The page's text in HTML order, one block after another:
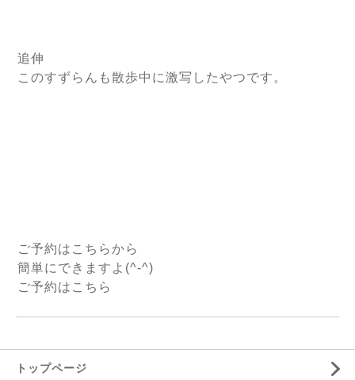
追伸
このすずらんも散歩中に激写したやつです。
ご予約は こちらから
簡単にできますよ(^-^)
ご予約はこちら
トップページ